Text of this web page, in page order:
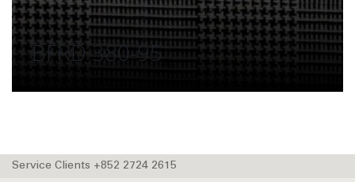
BFRD 380-95
Service Clients +852 2724 2615